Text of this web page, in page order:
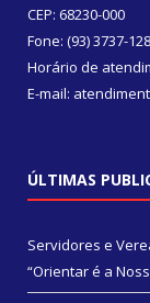
CEP: 68230-000
Fone: (93) 3737-
Horário de
E-mail:
ÚLTIMAS
Servidores e
“Orientar é a